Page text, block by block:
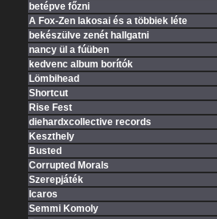
betépve főzni
A Fox-Zen lakosai és a többiek léte
bekészülve zenét hallgatni
nancy ül a fúüben
kedvenc album borítók
Lömbihead
Shortcut
Rise Fest
diehardxcollective records
Keszthely
Busted
Corrupted Morals
Szerepjáték
Icaros
Semmi Komoly